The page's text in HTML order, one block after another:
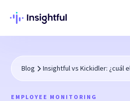
Blog Insightful vs Kickidler: ¿cuál
EMPLOYEE MONITORING